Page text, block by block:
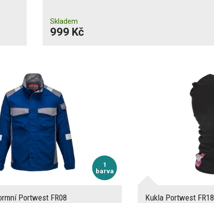
Skladem
999 Kč
1
barva
Portwest FR08 Kukla Portwest FR18